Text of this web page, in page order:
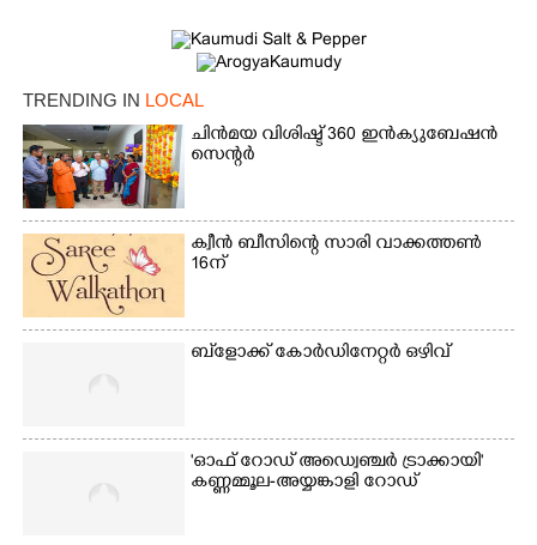
TRENDING IN LOCAL
ചിൻമയ വിശിഷ്ട് 360 ഇൻക്യുബേഷൻ
സെന്റർ
ക്വീൻ ബീസിന്റെ സാരി വാക്കത്തൺ
16ന്
ബ്‌ളോക്ക് കോർഡിനേറ്റർ ഒഴിവ്
'ഓഫ് റോഡ് അഡ്വെഞ്ചർ ട്രാക്കായി'
കണ്ണമ്മൂല-അയ്യങ്കാളി റോഡ്
Share this link